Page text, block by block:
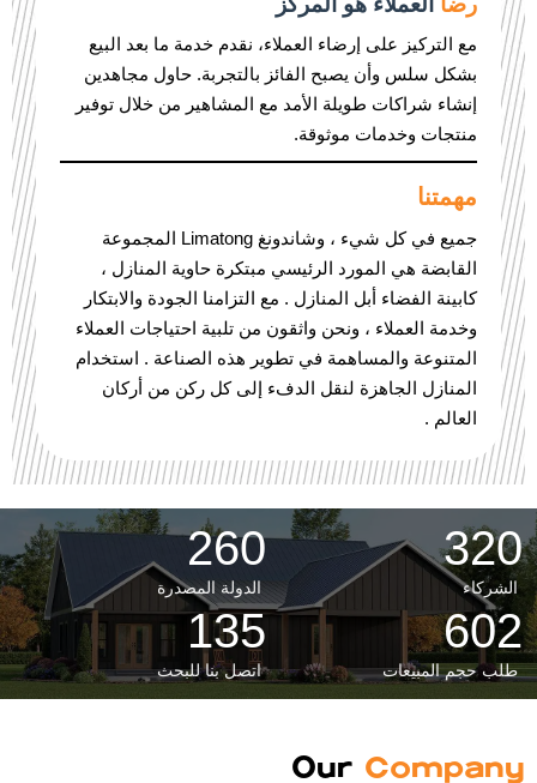
مع التركيز على إرضاء العملاء، نقدم خدمة ما بعد البيع
بشكل سلس وأن يصبح الفائز بالتجربة. حاول مجاهدين
إنشاء شراكات طويلة الأمد مع المشاهير من خلال توفير
منتجات وخدمات موثوقة.
مهمتنا
جميع في كل شيء ، وشاندونغ Limatong المجموعة
القابضة هي المورد الرئيسي مبتكرة حاوية المنازل ،
كابينة الفضاء أبل المنازل . مع التزامنا الجودة والابتكار
وخدمة العملاء ، ونحن واثقون من تلبية احتياجات العملاء
المتنوعة والمساهمة في تطوير هذه الصناعة . استخدام
المنازل الجاهزة لنقل الدفء إلى كل ركن من أركان
العالم .
260
الدولة المصدرة
320
الشركاء
135
اتصل بنا للبحث
672
طلب حجم المبيعات
Our Company